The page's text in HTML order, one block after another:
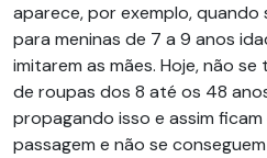
aparece, por exemplo, quando
para meninas de 7 a 9 anos
imitarem as mães. Hoje, não
de roupas dos 8 até os 48
propagando isso e assim
passagem e não se